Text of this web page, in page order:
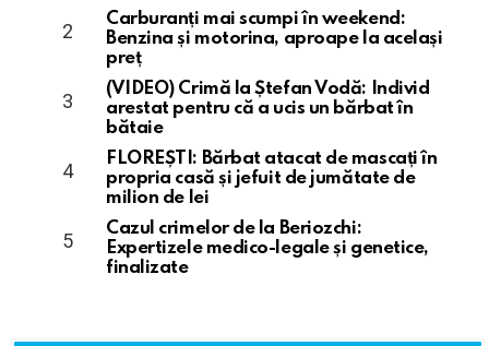
Carburanți mai scumpi în weekend:
Benzina și motorina, aproape la același
preț
(VIDEO) Crimă la Ștefan Vodă: Individ
arestat pentru că a ucis un bărbat în
bătaie
FLOREȘTI: Bărbat atacat de mascați în
propria casă și jefuit de jumătate de
milion de lei
Cazul crimelor de la Beriozchi:
Expertizele medico-legale și genetice,
finalizate